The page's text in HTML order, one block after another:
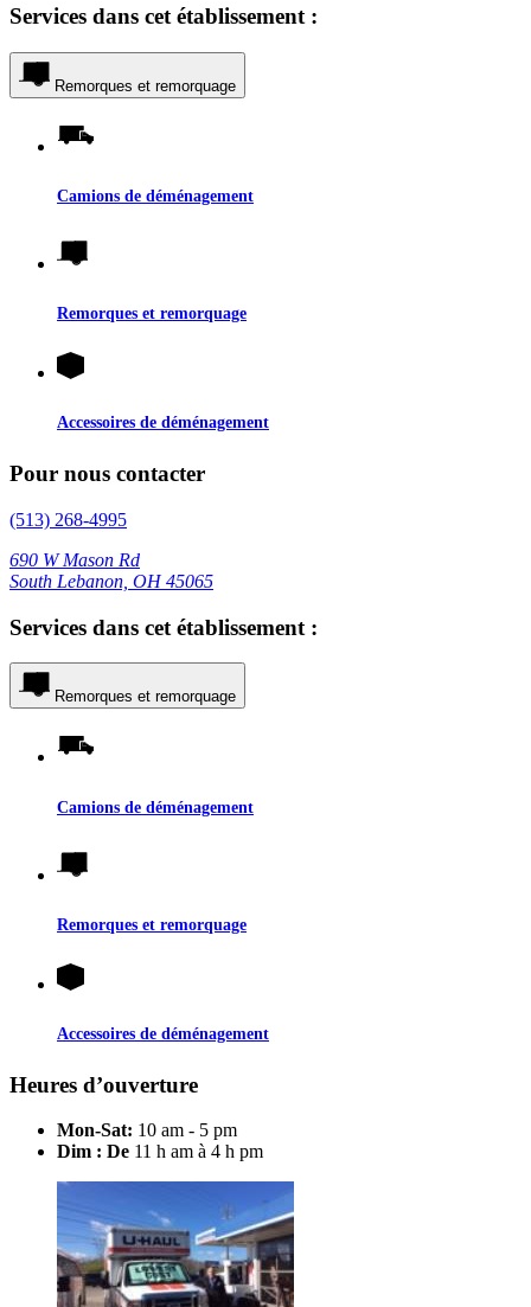
Services dans cet établissement :
Remorques et remorquage
Camions de déménagement
Remorques et remorquage
Accessoires de déménagement
Pour nous contacter
(513) 268-4995
690 W Mason Rd
South Lebanon, OH 45065
Services dans cet établissement :
Remorques et remorquage
Camions de déménagement
Remorques et remorquage
Accessoires de déménagement
Heures d’ouverture
Mon-Sat: 10 am - 5 pm
Dim : De 11 h am à 4 h pm